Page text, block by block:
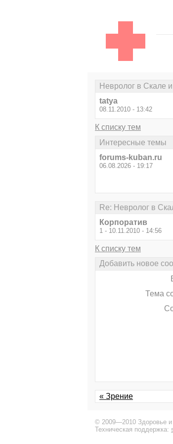
Невролог в Скале
tatya
08.11.2010 - 13:42
К списку тем
Интересные темы
forums-kuban.ru
06.08.2026 - 19:17
Re: Невролог в
Корпоратив
1 - 10.11.2010 - 14:56
К списку тем
Добавить новое
Тема
« Зрение
© 2009—2010 Здоровье и
Техническая поддержка: